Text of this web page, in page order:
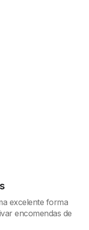
excelente forma
encomendas de